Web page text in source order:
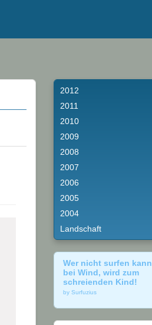
2012
2011
2010
2009
2008
2007
2006
2005
2004
Landschaft
Wer nicht surfen kann
bei Wind, wird zum
schreienden Kind!
by Surfuzius